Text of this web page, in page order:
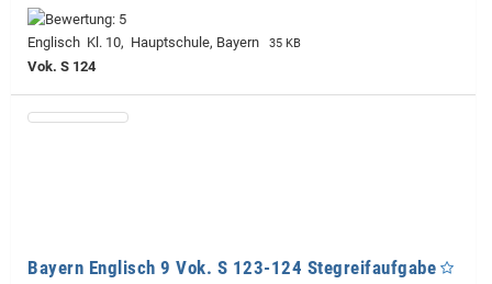
Englisch Kl. 10, Hauptschule, Bayern 35 KB
Vok. S 124
Bayern Englisch 9 Vok. S 123-124 Stegreifaufgabe